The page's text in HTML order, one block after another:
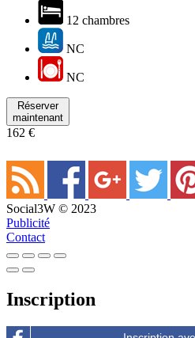
12 chambres
NC
NC
Réserver
maintenant
162 €
Social3W © 2023
Publicité
Contact
Inscription